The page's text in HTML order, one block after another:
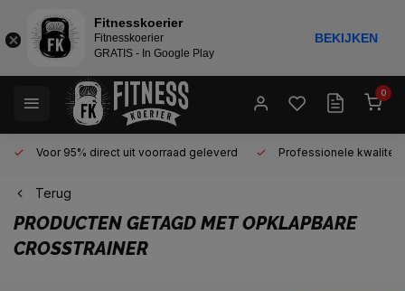
0
Voor 95% direct uit voorraad geleverd Professionele kwaliteit
Terug
PRODUCTEN GETAGD MET OPKLAPBARE
CROSSTRAINER
Fitnesskoerier
Fitnesskoerier
GRATIS - In Google Play
BEKIJKEN